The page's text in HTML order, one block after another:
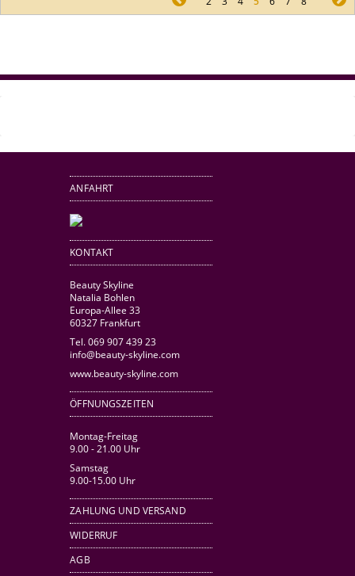
ANFAHRT
KONTAKT
Beauty Skyline
Natalia Bohlen
Europa-Allee 33
60327 Frankfurt
Tel. 069 907 439 23
info@beauty-skyline.com
www.beauty-skyline.com
ÖFFNUNGSZEITEN
Montag-Freitag
9.00 - 21.00 Uhr
Samstag
9.00-15.00 Uhr
ZAHLUNG UND VERSAND
WIDERRUF
AGB